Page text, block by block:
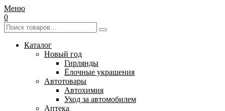
Меню
0
Каталог
Новый год
Гирлянды
Ёлочные украшения
Автотовары
Автохимия
Уход за автомобилем
Аптека